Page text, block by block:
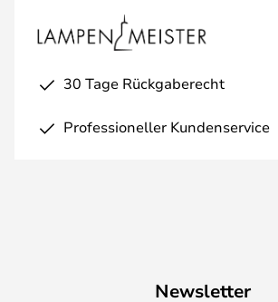
30 Tage Rückgaberecht
Professioneller Kundenservice
Newsletter